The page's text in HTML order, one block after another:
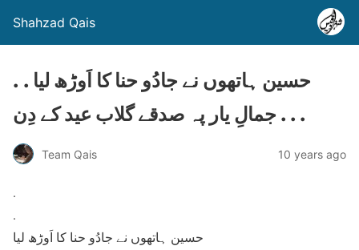
Shahzad Qais
. . حسین ہاتھوں نے جادُو حنا کا اَوڑھ لیا
جمالِ یار پہ صدقے گلاب عید کے دِن . . .
Team Qais 10 years ago
.
.
حسین ہاتھوں نے جادُو حنا کا اَوڑھ لیا